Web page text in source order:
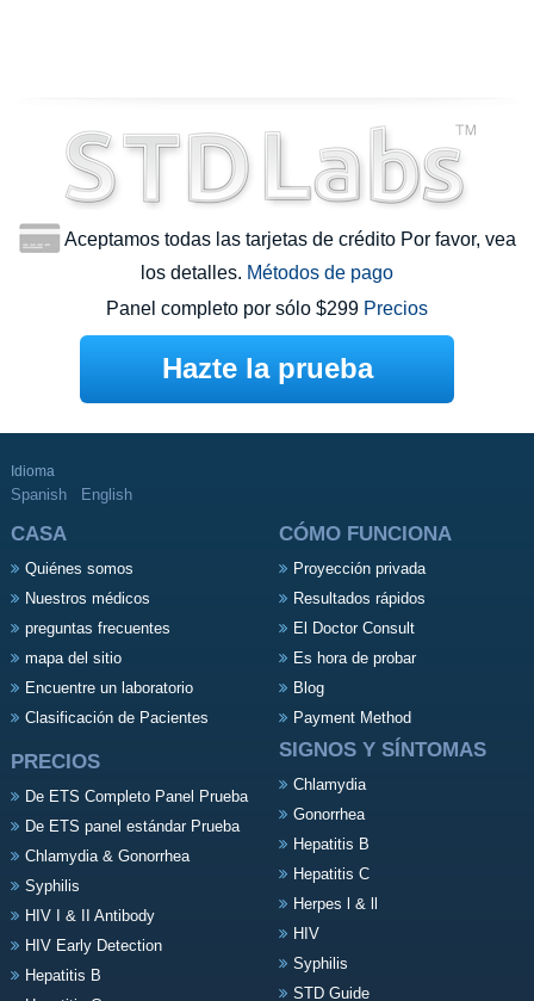
Aceptamos todas las tarjetas de crédito Por favor, vea
los detalles. Métodos de pago
Panel completo por sólo $299 Precios
Hazte la prueba
Idioma
Spanish English
CASA
Quiénes somos
Nuestros médicos
preguntas frecuentes
mapa del sitio
Encuentre un laboratorio
Clasificación de Pacientes
CÓMO FUNCIONA
Proyección privada
Resultados rápidos
El Doctor Consult
Es hora de probar
Blog
Payment Method
PRECIOS
De ETS Completo Panel Prueba
De ETS panel estándar Prueba
Chlamydia & Gonorrhea
Syphilis
HIV I & II Antibody
HIV Early Detection
Hepatitis B
SIGNOS Y SÍNTOMAS
Chlamydia
Gonorrhea
Hepatitis B
Hepatitis C
Herpes l & ll
HIV
Syphilis
STD Guide